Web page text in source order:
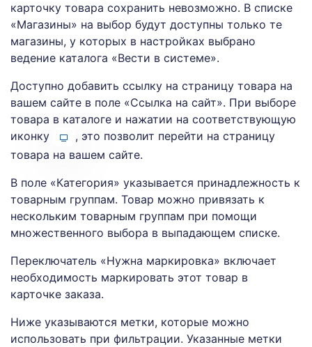
карточку товара сохранить невозможно. В списке
«Магазины» на выбор будут доступны только те
магазины, у которых в настройках выбрано
ведение каталога «Вести в системе».
Доступно добавить ссылку на страницу товара на
вашем сайте в поле «Ссылка на сайт». При выборе
товара в каталоге и нажатии на соответствующую
иконку
, это позволит перейти на страницу
товара на вашем сайте.
В поле «Категория» указывается принадлежность к
товарным группам. Товар можно привязать к
нескольким товарным группам при помощи
множественного выбора в выпадающем списке.
Переключатель «Нужна маркировка» включает
необходимость маркировать этот товар в
карточке заказа.
Ниже указываются метки, которые можно
использовать при фильтрации. Указанные метки